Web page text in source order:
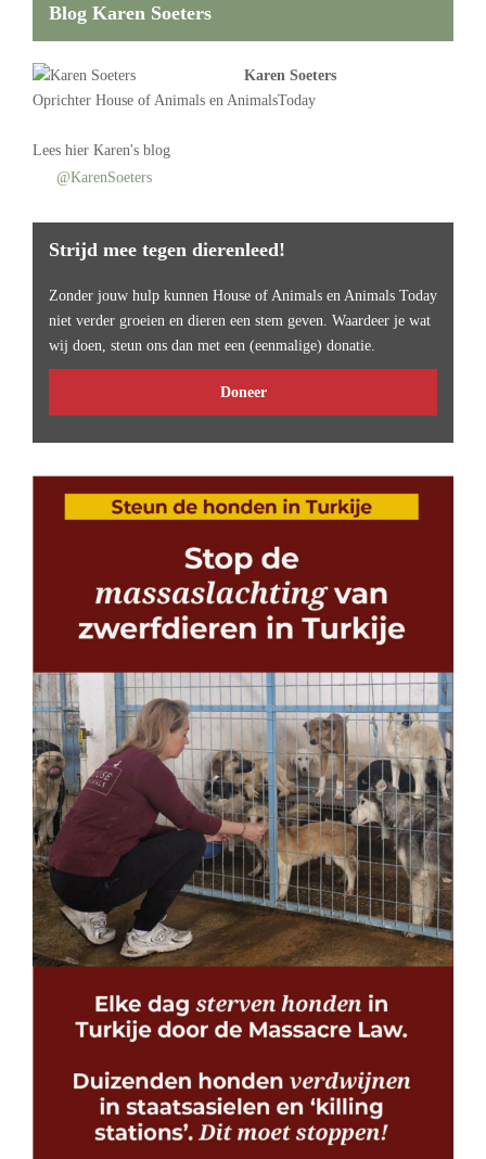
Blog Karen Soeters
Karen Soeters
Oprichter House of Animals en AnimalsToday
Lees hier Karen's blog
@KarenSoeters
Strijd mee tegen dierenleed!
Zonder jouw hulp kunnen House of Animals en Animals Today
niet verder groeien en dieren een stem geven. Waardeer je wat
wij doen, steun ons dan met een (eenmalige) donatie.
Doneer